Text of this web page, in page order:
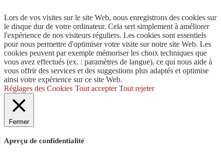
Lors de vos visites sur le site Web, nous enregistrons des cookies sur
le disque dur de votre ordinateur. Cela sert simplement à améliorer
l'expérience de nos visiteurs réguliers. Les cookies sont essentiels
pour nous permettre d'optimiser votre visite sur notre site Web. Les
cookies peuvent par exemple mémoriser les choix techniques que
vous avez effectués (ex. : paramètres de langue), ce qui nous aide à
vous offrir des services et des suggestions plus adaptés et optimise
ainsi votre expérience sur ce site Web.
Réglages des Cookies Tout accepter Tout rejeter
Fermer
Aperçu de confidentialité